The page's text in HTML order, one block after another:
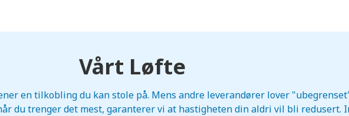
Vårt Løfte
en tilkobling du kan stole på. Mens andre leverandører lover
du trenger det mest, garanterer vi at hastigheten din aldri vil bli redusert.